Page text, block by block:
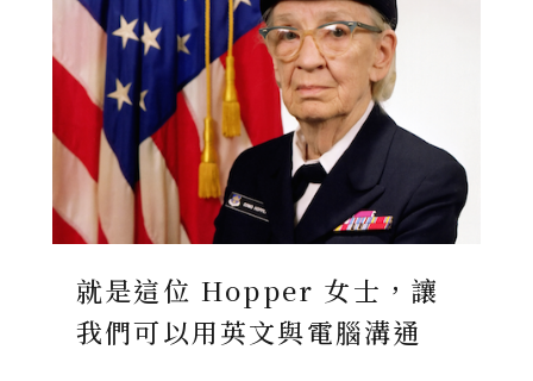
就是這位 Hopper 女士，讓
我們可以用英文與電腦溝通